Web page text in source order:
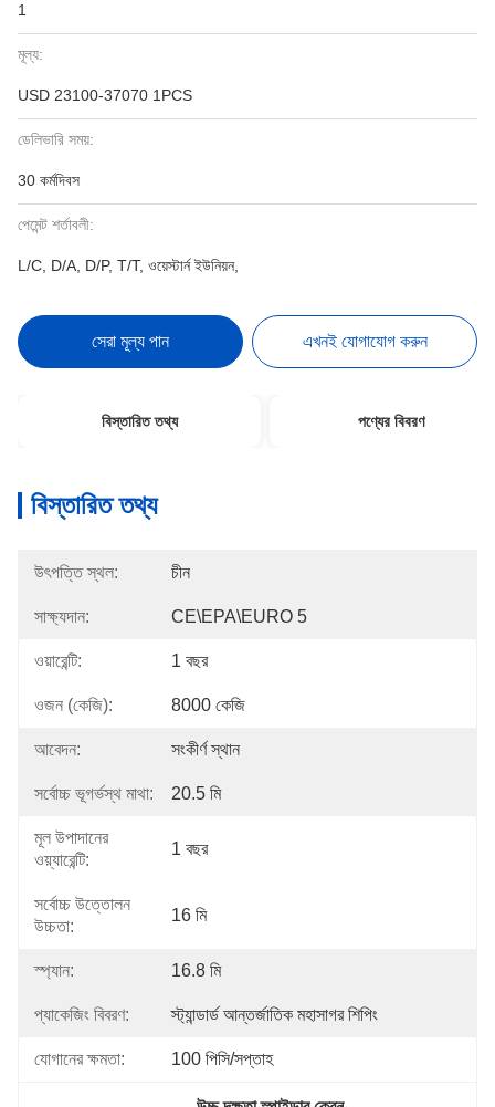
1
মূল্য:
USD 23100-37070 1PCS
ডেলিভারি সময়:
30 কর্মদিবস
পেমেন্ট শর্তাবলী:
L/C, D/A, D/P, T/T, ওয়েস্টার্ন ইউনিয়ন,
সেরা মূল্য পান এখনই যোগাযোগ করুন
বিস্তারিত তথ্য পণ্যের বিবরণ
বিস্তারিত তথ্য
উৎপত্তি স্থল: চীন
সাক্ষ্যদান: CE\EPA\EURO 5
ওয়ারেন্টি: 1 বছর
ওজন (কেজি): 8000 কেজি
আবেদন: সংকীর্ণ স্থান
সর্বোচ্চ ভূগর্ভস্থ মাথা: 20.5 মি
মূল উপাদানের
ওয়্যারেন্টি:
1 বছর
সর্বোচ্চ উত্তোলন
উচ্চতা:
16 মি
স্প্যান: 16.8 মি
প্যাকেজিং বিবরণ: স্ট্যান্ডার্ড আন্তর্জাতিক মহাসাগর শিপিং
যোগানের ক্ষমতা: 100 পিসি/সপ্তাহ